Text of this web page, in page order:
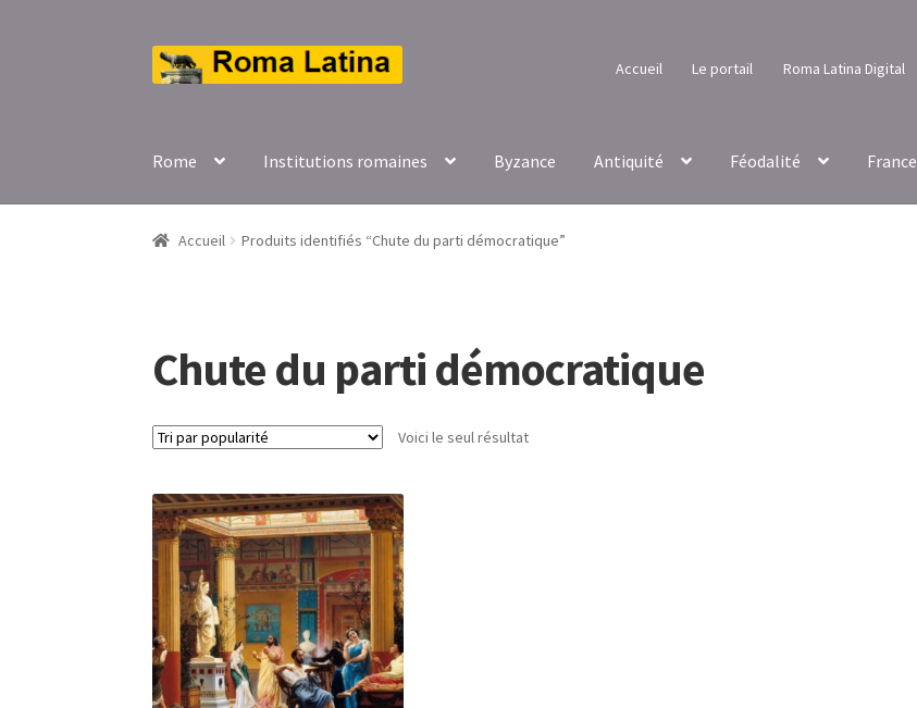
Aller
à
Aller
au
Accueil Le portail Roma Latina Digital
Rome Institutions romaines Byzance Antiquité Féodalité France
Accueil Produits identifiés “Chute du parti démocratique”
Chute du parti démocratique
Voici le seul résultat